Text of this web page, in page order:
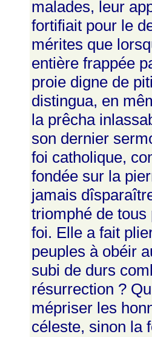
malades, leur
fortifiait pour le
mérites que
entière frappée
proie digne de
distingua, en
la prêcha
son dernier
foi catholique,
fondée sur la
jamais
triomphé de tous
foi. Elle a fait
peuples à obéir
subi de durs
résurrection ?
mépriser les
céleste, sinon la